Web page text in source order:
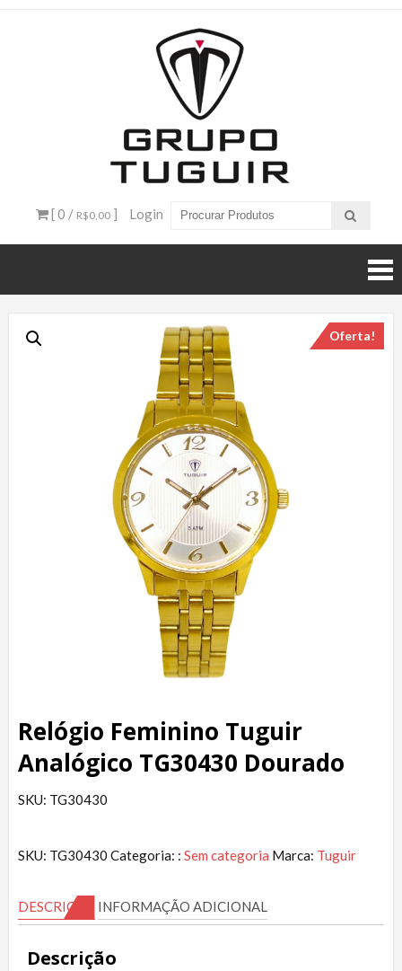
– Grupo
Tuguir
[ 0 / R$0,00 ] Login
Oferta!
Relógio Feminino Tuguir
Analógico TG30430 Dourado
SKU: TG30430
SKU: TG30430 Categoria: : Sem categoria Marca: Tuguir
DESCRIÇÃO INFORMAÇÃO ADICIONAL
Descrição